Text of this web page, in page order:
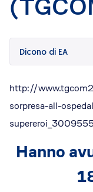
Dicono di
Approfondimenti
Dicono di EA
http://
sorpresa-all-
Hanno